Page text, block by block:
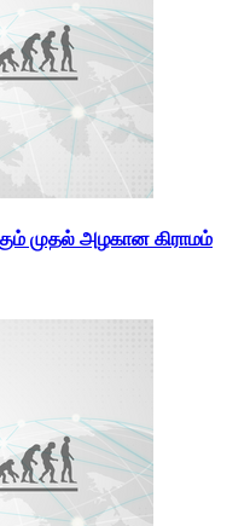
முதல் அழகான கிராமம்